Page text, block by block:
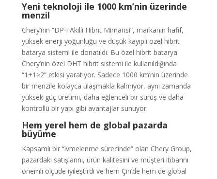
Yeni teknoloji ile 1000 km’nin üzerinde
menzil
Chery’nin “DP-i Akıllı Hibrit Mimarisi”, markanın hafif,
yüksek enerji yoğunluğu ve düşük kayıplı özel hibrit
batarya sistemi ile donatıldı. Bu özel hibrit batarya
Chery’nin özel DHT hibrit sistemi ile kullanıldığında
“1+1>2” etkisi yaratıyor. Sadece 1000 km’nin üzerinde
bir menzile kolayca ulaşmakla kalmıyor, aynı zamanda
yüksek güç üretimi, daha eğlenceli bir sürüş ve daha
kontrollü bir yapı gibi avantajlar sunuyor.
Hem yerel hem de global pazarda
büyüme
Kapsamlı bir “ivmelenme sürecinde” olan Chery Group,
pazardaki satışlarını, ürün kalitesini ve müşteri itibarını
önemli ölçüde iyileştirdi ve hem Çin’de hem de global